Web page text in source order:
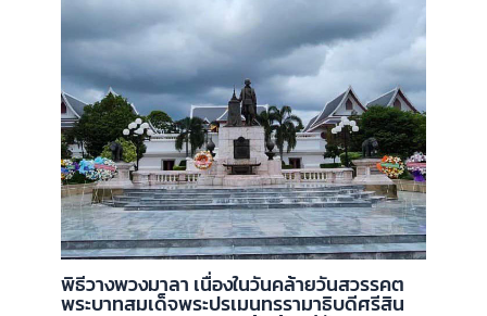
พิธีวางพวงมาลา เนื่องในวันคล้ายวันสวรรคต
พระบาทสมเด็จพระปรเมนทรรามาธิบดีศรีสิน